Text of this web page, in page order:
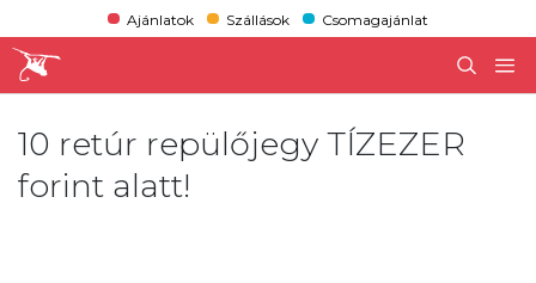
Ajánlatok Szállások Csomagajánlat
10 retúr repülőjegy TÍZEZER
forint alatt!